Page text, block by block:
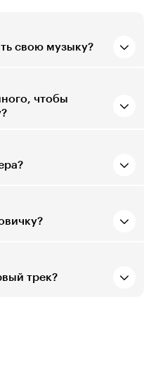
свою музыку?
чтобы
трек?